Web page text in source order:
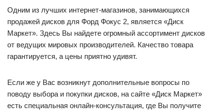
Одним из лучших интернет-магазинов, занимающихся
продажей дисков для Форд Фокус 2, является «Диск
Маркет». Здесь Вы найдете огромный ассортимент дисков
от ведущих мировых производителей. Качество товара
гарантируется, а цены приятно удивят.
Если же у Вас возникнут дополнительные вопросы по
поводу выбора и покупки дисков, на сайте «Диск Маркет»
есть специальная онлайн-консультация, где Вы получите